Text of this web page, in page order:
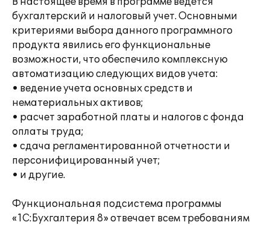
бухгалтерский и налоговый учет. Основными
критериями выбора данного программного
продукта явились его функциональные
возможности, что обеспечило комплексную
автоматизацию следующих видов учета:
• ведение учета основных средств и
нематериальных активов;
• расчет заработной платы и налогов с фонда
оплаты труда;
• сдача регламентированной отчетности и
персонифицированный учет;
• и другие.
Функциональная подсистема программы
«1С:Бухгалтерия 8» отвечает всем требованиям